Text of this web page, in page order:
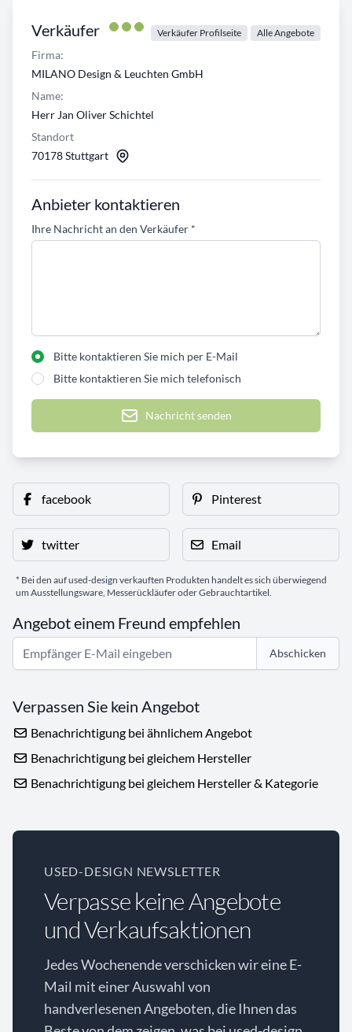
Verkäufer Verkäufer Profilseite Alle Angebote
Firma:
MILANO Design & Leuchten GmbH
Name:
Herr Jan Oliver Schichtel
Standort
70178 Stuttgart
Anbieter kontaktieren
Ihre Nachricht an den Verkäufer *
Bitte kontaktieren Sie mich per E-Mail
Bitte kontaktieren Sie mich telefonisch
Nachricht senden
facebook Pinterest
twitter Email
* Bei den auf used-design verkauften Produkten handelt es sich überwiegend
um Ausstellungsware, Messerückläufer oder Gebrauchtartikel.
Angebot einem Freund empfehlen
Abschicken
Verpassen Sie kein Angebot
Benachrichtigung bei ähnlichem Angebot
Benachrichtigung bei gleichem Hersteller
Benachrichtigung bei gleichem Hersteller & Kategorie
USED-DESIGN NEWSLETTER
Verpasse keine Angebote
und Verkaufsaktionen
Jedes Wochenende verschicken wir eine E-
Mail mit einer Auswahl von
handverlesenen Angeboten, die Ihnen das